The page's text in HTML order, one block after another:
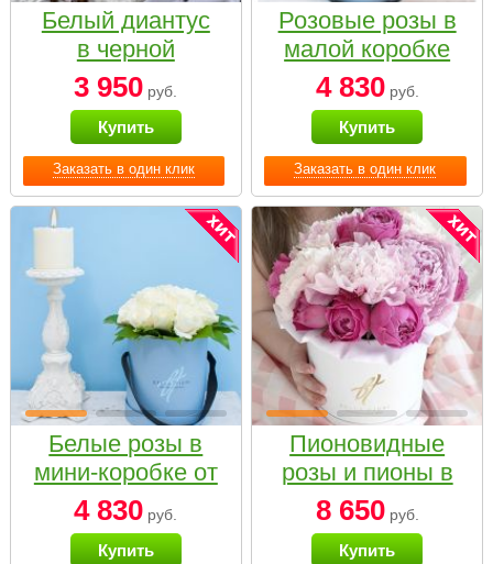
Заказать в один клик
Белый диантус
в черной
коробке Small
3 950 руб.
Купить
Заказать в один клик
Розовые розы в
малой коробке
4 830руб.
Купить
Белые розы в
мини-коробке от
Bella Fiori
4 830 руб.
Купить
Пионовидные
розы и пионы в
белой коробке
Small
8 650руб.
Купить